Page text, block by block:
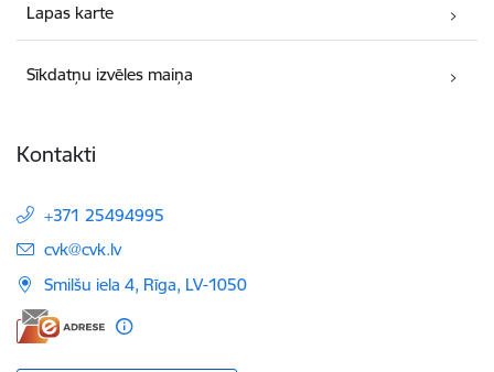
Lapas karte
Sīkdatņu izvēles maiņa
Kontakti
+371 25494995
E-pasts:
cvk@cvk.lv
Smilšu iela 4, Rīga, LV-1050